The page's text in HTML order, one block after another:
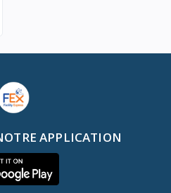
APPLICATION